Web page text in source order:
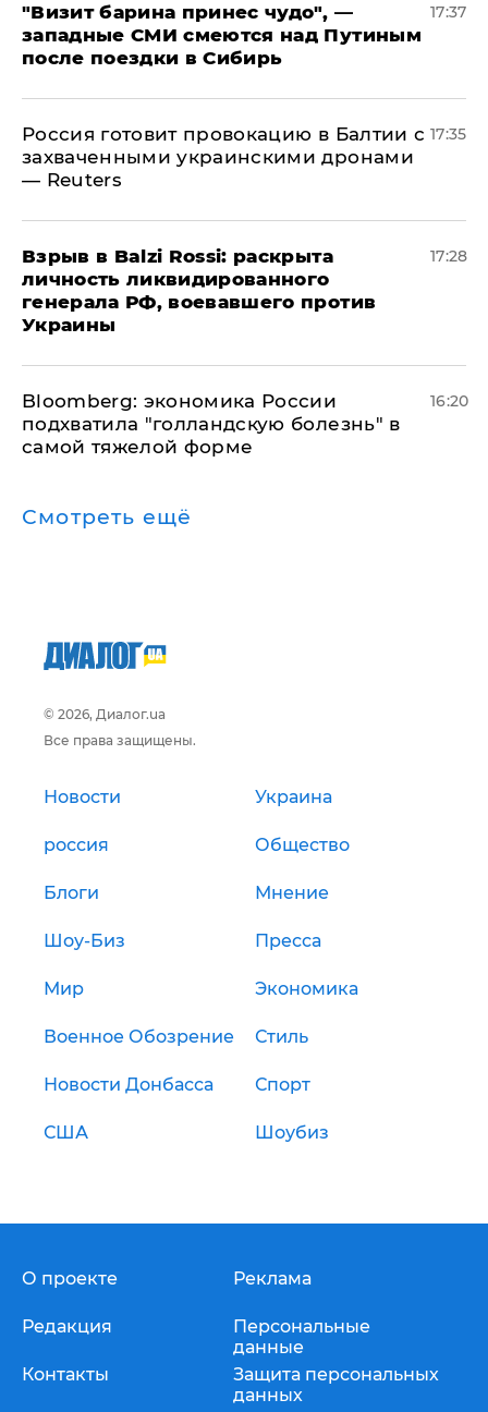
"Визит барина принес чудо", —
западные СМИ смеются над Путиным
после поездки в Сибирь
17:37
​Россия готовит провокацию в Балтии с
захваченными украинскими дронами
— Reuters
17:35
​Взрыв в Balzi Rossi: раскрыта
личность ликвидированного
генерала РФ, воевавшего против
Украины
17:28
Bloomberg: экономика России
подхватила "голландскую болезнь" в
самой тяжелой форме
16:20
Смотреть ещё
© 2026, Диалог.ua
Все права защищены.
Новости Украина
россия Общество
Блоги Мнение
Шоу-Биз Пресса
Мир Экономика
Военное Обозрение Стиль
Новости Донбасса Спорт
США Шоубиз
О проекте
Редакция
Контакты
Реклама
Персональные
данные
Защита персональных
данных